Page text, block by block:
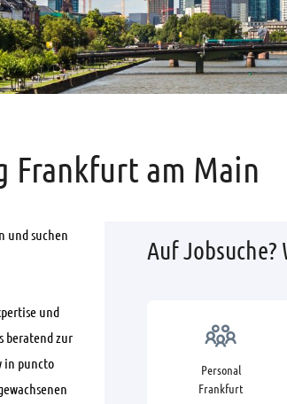
Frankfurt am Main
und suchen
und
beratend zur
in puncto
Auf
Personal
Frankfurt